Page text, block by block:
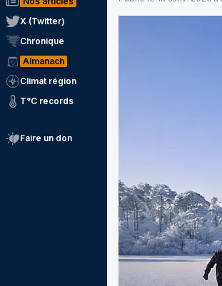
X (Twitter)
Chronique
Almanach
Climat région
T°C records
Faire un don